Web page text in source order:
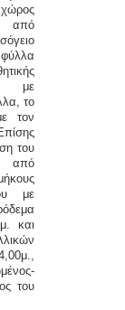
από
με
το
τον
του
από
με
και
του